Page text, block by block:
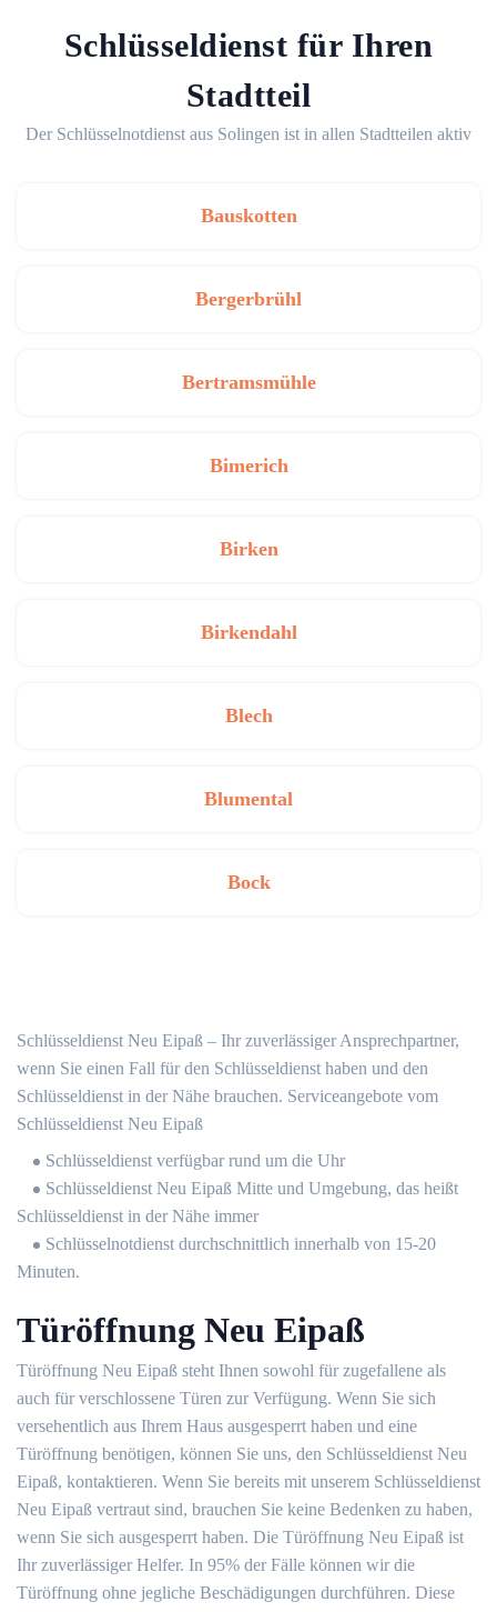
Schlüsseldienst für Ihren
Stadtteil
Der Schlüsselnotdienst aus Solingen ist in allen Stadtteilen aktiv
Bauskotten
Bergerbrühl
Bertramsmühle
Bimerich
Birken
Birkendahl
Blech
Blumental
Bock
Schlüsseldienst Neu Eipaß – Ihr zuverlässiger Ansprechpartner,
wenn Sie einen Fall für den Schlüsseldienst haben und den
Schlüsseldienst in der Nähe brauchen. Serviceangebote vom
Schlüsseldienst Neu Eipaß
Schlüsseldienst verfügbar rund um die Uhr
Schlüsseldienst Neu Eipaß Mitte und Umgebung, das heißt
Schlüsseldienst in der Nähe immer
Schlüsselnotdienst durchschnittlich innerhalb von 15-20
Minuten.
Türöffnung Neu Eipaß
Türöffnung Neu Eipaß steht Ihnen sowohl für zugefallene als
auch für verschlossene Türen zur Verfügung. Wenn Sie sich
versehentlich aus Ihrem Haus ausgesperrt haben und eine
Türöffnung benötigen, können Sie uns, den Schlüsseldienst Neu
Eipaß, kontaktieren. Wenn Sie bereits mit unserem Schlüsseldienst
Neu Eipaß vertraut sind, brauchen Sie keine Bedenken zu haben,
wenn Sie sich ausgesperrt haben. Die Türöffnung Neu Eipaß ist
Ihr zuverlässiger Helfer. In 95% der Fälle können wir die
Türöffnung ohne jegliche Beschädigungen durchführen. Diese